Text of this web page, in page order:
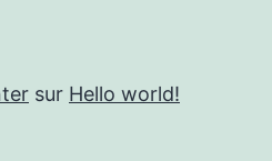
sur Hello world!